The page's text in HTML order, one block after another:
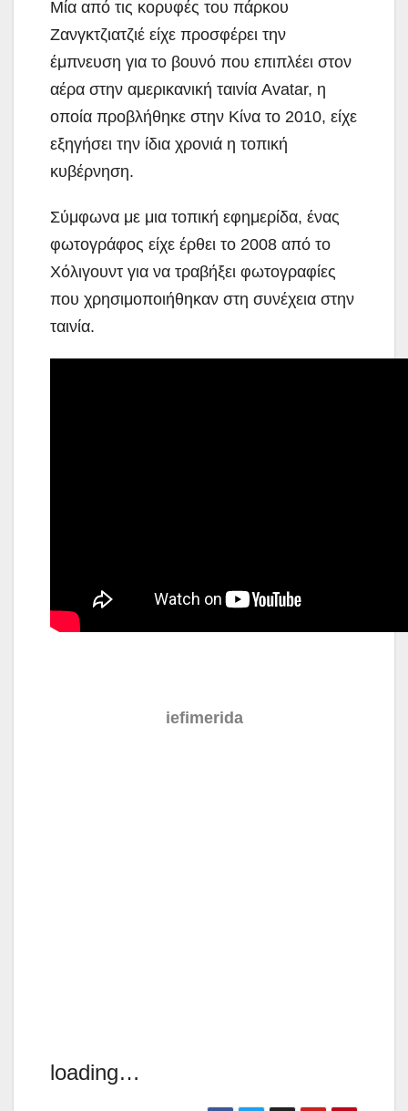
Μία από τις κορυφές του πάρκου
Ζανγκτζιατζιέ είχε προσφέρει την
έμπνευση για το βουνό που επιπλέει στον
αέρα στην αμερικανική ταινία Avatar, η
οποία προβλήθηκε στην Κίνα το 2010, είχε
εξηγήσει την ίδια χρονιά η τοπική
κυβέρνηση.
Σύμφωνα με μια τοπική εφημερίδα, ένας
φωτογράφος είχε έρθει το 2008 από το
Χόλιγουντ για να τραβήξει φωτογραφίες
που χρησιμοποιήθηκαν στη συνέχεια στην
ταινία.
iefimerida
loading…